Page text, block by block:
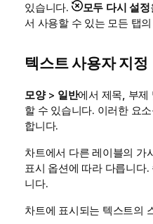
있습니다.
모두 다시 설정
서 사용할 수 있는 모든 탭
텍스트 사용자 지정
모양> 일반에서 제목, 부제
할 수 있습니다. 이러한 요
합니다.
차트에서 다른 레이블의 가
표시 옵션에 따라 다릅니다
니다.
차트에 표시되는 텍스트의